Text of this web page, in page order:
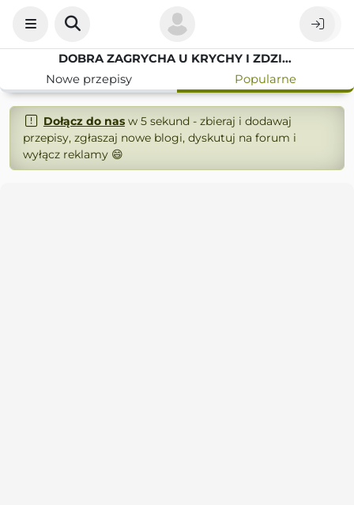
DOBRA ZAGRYCHA U KRYCHY I ZDZICHA
Nowe przepisy
Popularne
Dołącz do nasw 5 sekund - zbieraj i dodawaj
przepisy, zgłaszaj nowe blogi, dyskutuj na forum i
wyłącz reklamy 😄